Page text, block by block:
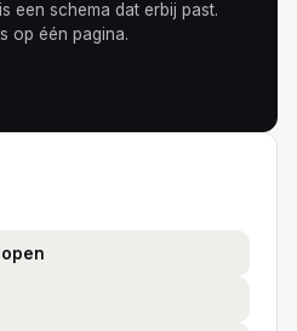
een schema dat erbij past.
op één pagina.